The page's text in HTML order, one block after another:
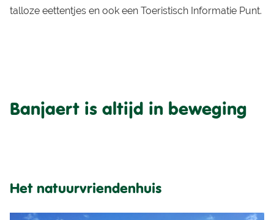
talloze eettentjes en ook een Toeristisch Informatie Punt.
Banjaert is altijd in beweging
Het natuurvriendenhuis